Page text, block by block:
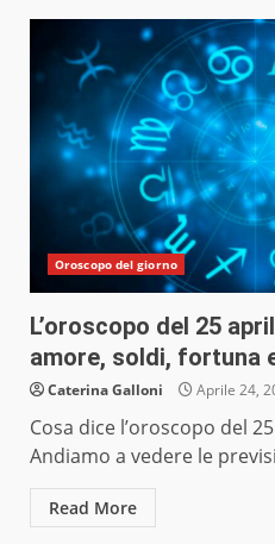
Oroscopo del giorno
L’oroscopo del 25
amore, soldi, fortuna
Caterina Galloni Aprile 24,
Cosa dice l’oroscopo del
Andiamo a vedere le
Read More